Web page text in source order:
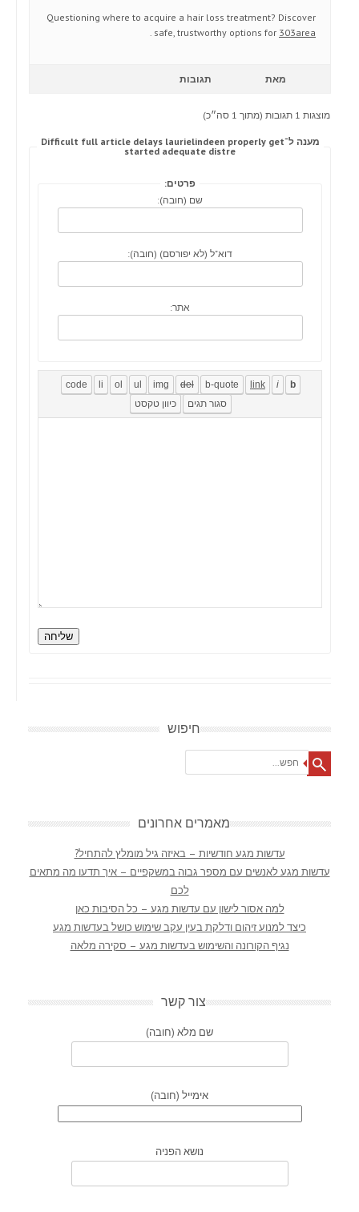
Questioning where to acquire a hair loss treatment? Discover
safe, trustworthy options for 303area
.
מאת תגובות
מוצגות 1 תגובות (מתוך 1 סה״כ)
מענה ל־Difficult full article delays laurielindeen properly get
started adequate distre
פרטים:
שם (חובה):
דוא"ל (לא יפורסם) (חובה):
אתר:
שליחה
חיפוש
מאמרים אחרונים
עדשות מגע חודשיות – באיזה גיל מומלץ להתחיל?
עדשות מגע לאנשים עם מספר גבוה במשקפיים – איך תדעו מה מתאים
לכם
למה אסור לישון עם עדשות מגע – כל הסיבות כאן
כיצד למנוע זיהום ודלקת בעין עקב שימוש כושל בעדשות מגע
נגיף הקורונה והשימוש בעדשות מגע – סקירה מלאה
צור קשר
שם מלא (חובה)
אימייל (חובה)
נושא הפניה